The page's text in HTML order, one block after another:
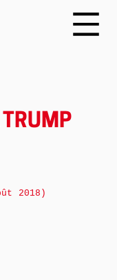
2018)